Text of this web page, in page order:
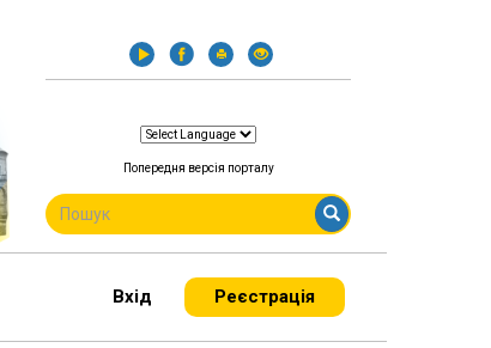
Попередня версія порталу
ПОШУКОВА
ФОРМА
Пошук
Вхід
Реєстрація